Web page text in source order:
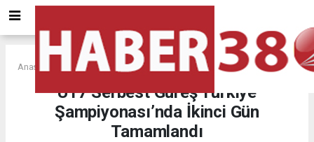
Anasayfa SPOR
U17 Serbest Güreş Türkiye
Şampiyonası’nda İkinci Gün
Tamamlandı